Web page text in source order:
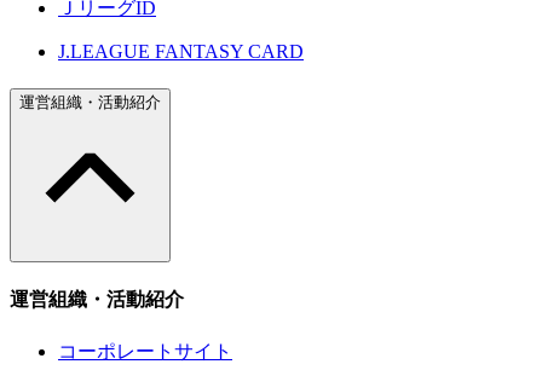
ＪリーグID
J.LEAGUE FANTASY CARD
運営組織・活動紹介
運営組織・活動紹介
コーポレートサイト